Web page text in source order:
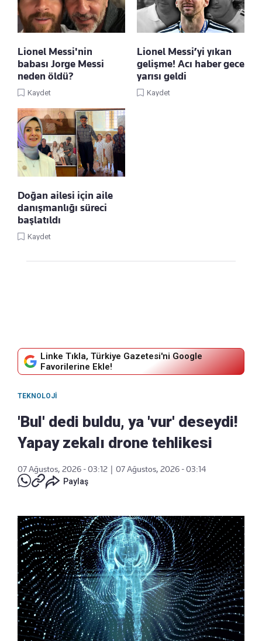
Lionel Messi'nin
babası Jorge Messi
neden öldü?
Kaydet
Lionel Messi’yi yıkan
gelişme! Acı haber gece
yarısı geldi
Kaydet
Doğan ailesi için aile
danışmanlığı süreci
başlatıldı
Kaydet
Linke Tıkla, Türkiye Gazetesi'ni Google
Favorilerine Ekle!
TEKNOLOJI
'Bul' dedi buldu, ya 'vur' deseydi!
Yapay zekalı drone tehlikesi
07 Ağustos, 2026 - 03:12
07 Ağustos, 2026 - 03:14
Paylaş